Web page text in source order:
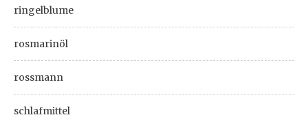
ringelblume
rosmarinöl
rossmann
schlafmittel